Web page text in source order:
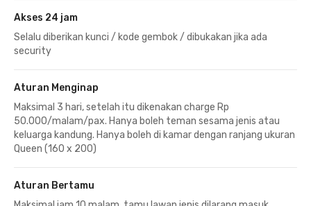
Akses 24 jam
Selalu diberikan kunci / kode gembok / dibukakan jika ada
security
Aturan Menginap
Maksimal 3 hari, setelah itu dikenakan charge Rp
50.000/malam/pax. Hanya boleh teman sesama jenis atau
keluarga kandung. Hanya boleh di kamar dengan ranjang ukuran
Queen (160 x 200)
Aturan Bertamu